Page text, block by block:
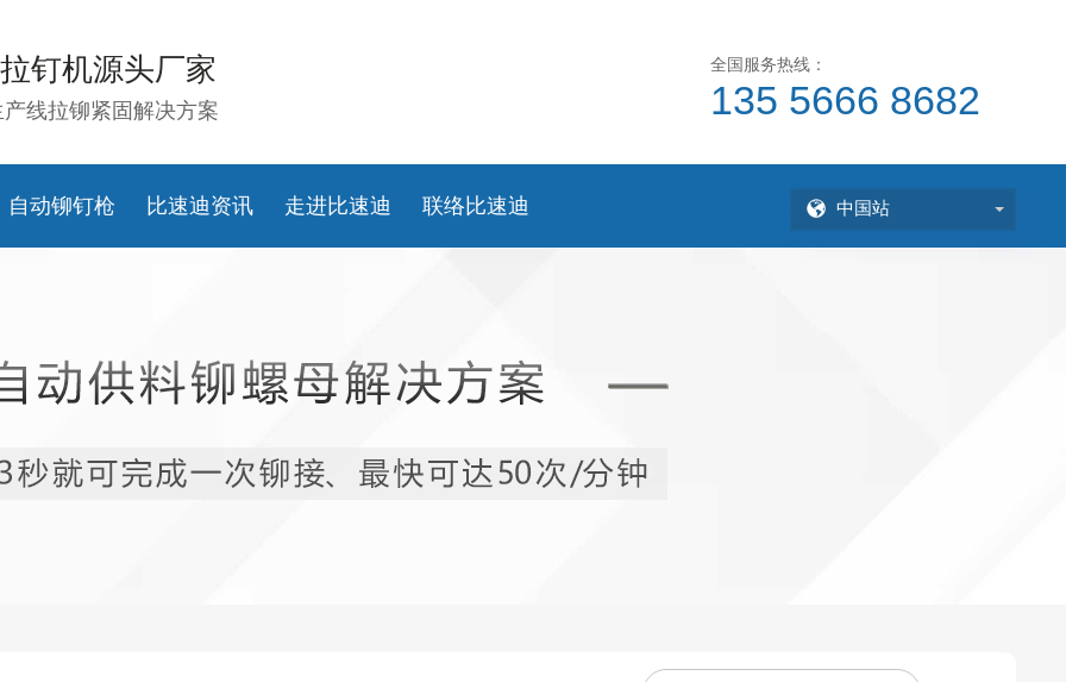
钉机源头厂家
线拉铆紧固解决方案
全国服务热线：
135 5666 8682
自动铆钉枪 比速迪资讯 走进比速迪 联络比速迪 中国站